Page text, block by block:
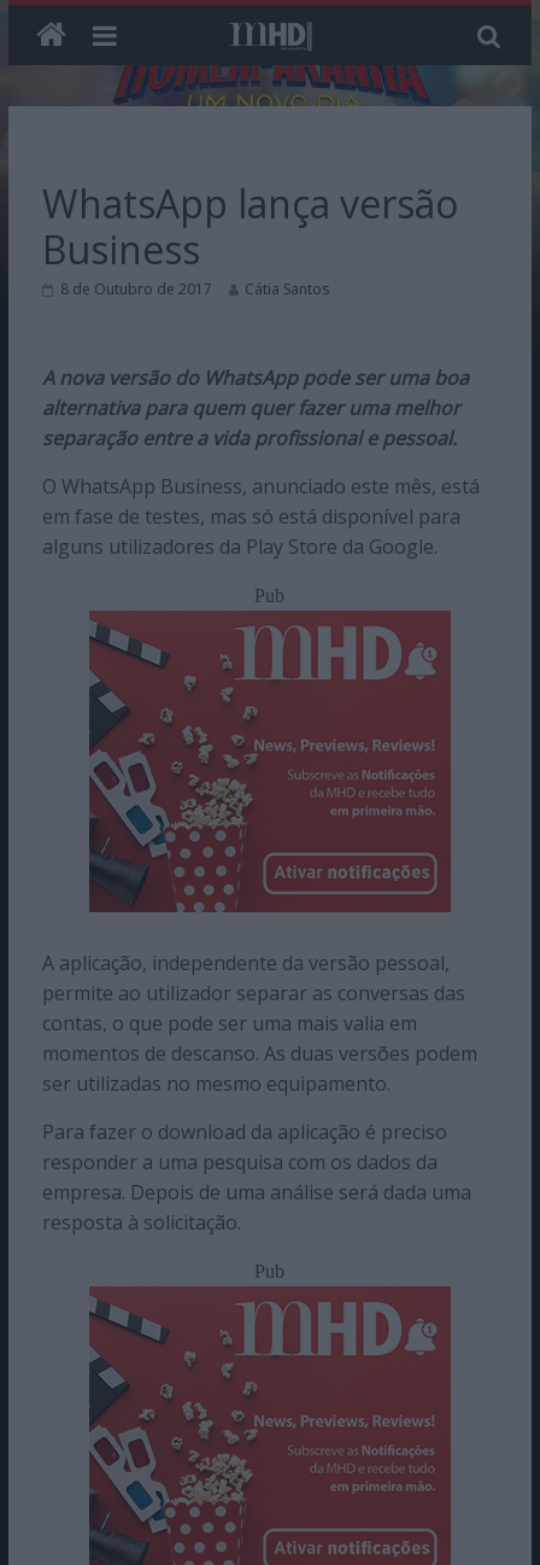
WhatsApp lança versão
Business
8 de Outubro de 2017 Cátia Santos
A nova versão do WhatsApp pode ser uma boa
alternativa para quem quer fazer uma melhor
separação entre a vida profissional e pessoal.
O WhatsApp Business, anunciado este mês, está
em fase de testes, mas só está disponível para
alguns utilizadores da Play Store da Google.
Pub
A aplicação, independente da versão pessoal,
permite ao utilizador separar as conversas das
contas, o que pode ser uma mais valia em
momentos de descanso. As duas versões podem
ser utilizadas no mesmo equipamento.
Para fazer o download da aplicação é preciso
responder a uma pesquisa com os dados da
empresa. Depois de uma análise será dada uma
resposta à solicitação.
Pub